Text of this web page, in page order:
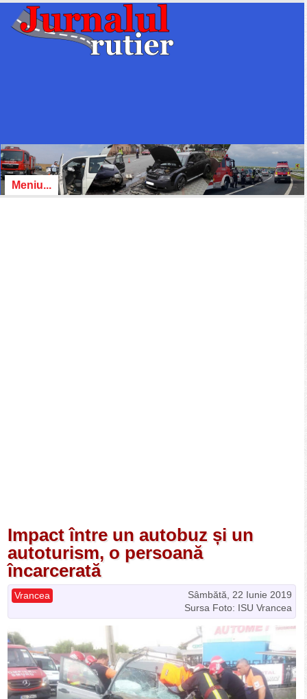
Meniu...
Impact între un autobuz și un
autoturism, o persoană
încarcerată
Sâmbătă, 22 Iunie 2019
Vrancea
Sursa Foto: ISU Vrancea